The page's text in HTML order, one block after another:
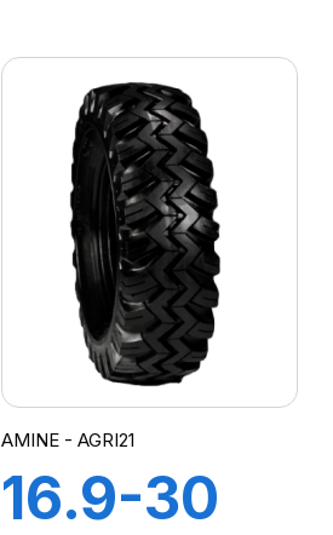
AMINE - AGRI21
16.9-30